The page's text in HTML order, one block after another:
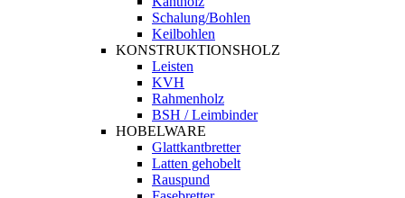
Schalung/Bohlen
Keilbohlen
KONSTRUKTIONSHOLZ
Leisten
KVH
Rahmenholz
BSH / Leimbinder
HOBELWARE
Glattkantbretter
Latten gehobelt
Rauspund